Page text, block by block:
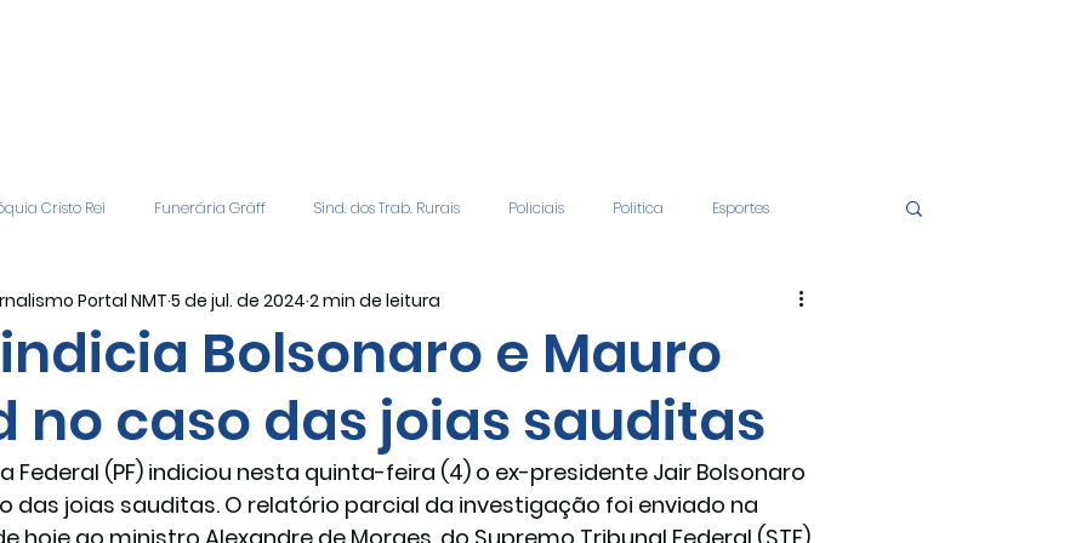
Cristo Rei Funerária Gräff Sind. dos Trab. Rurais Policiais Politica Esportes
Geral Patrocinadores Vagas de Emprego
Sindicato Rural Adriane Veiga - Finanças Economia
indicia Bolsonaro e Mauro
no caso das joias sauditas
Portal NMT 5 de jul. de 2024 2 min de leitura
Federal (PF) indiciou nesta quinta-feira (4) o ex-presidente Jair Bolsonaro
das joias sauditas. O relatório parcial da investigação foi enviado na